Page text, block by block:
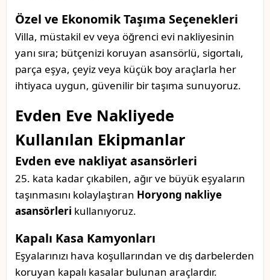
Özel ve Ekonomik Taşıma Seçenekleri
Villa, müstakil ev veya öğrenci evi nakliyesinin
yanı sıra; bütçenizi koruyan asansörlü, sigortalı,
parça eşya, çeyiz veya küçük boy araçlarla her
ihtiyaca uygun, güvenilir bir taşıma sunuyoruz.
Evden Eve Nakliyede
Kullanılan Ekipmanlar
Evden eve nakliyat asansörleri
25. kata kadar çıkabilen, ağır ve büyük eşyaların
taşınmasını kolaylaştıran Horyong nakliye
asansörleri kullanıyoruz.
Kapalı Kasa Kamyonları
Eşyalarınızı hava koşullarından ve dış darbelerden
koruyan kapalı kasalar bulunan araçlardır.